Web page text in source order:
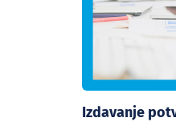
Izdavanje